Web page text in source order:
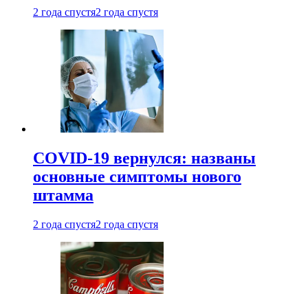
2 года спустя2 года спустя
COVID-19 вернулся: названы
основные симптомы нового
штамма
2 года спустя2 года спустя